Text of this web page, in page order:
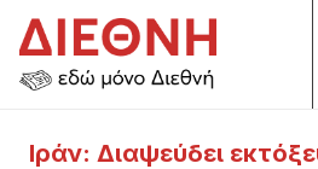
Ιράν: Διαψεύδει